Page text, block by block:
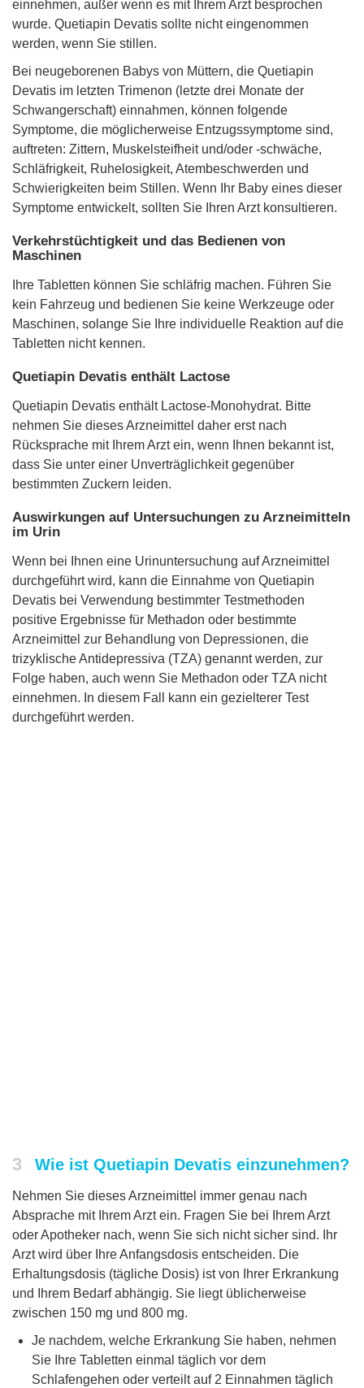
einnehmen, außer wenn es mit Ihrem Arzt besprochen
wurde. Quetiapin Devatis sollte nicht eingenommen
werden, wenn Sie stillen.
Bei neugeborenen Babys von Müttern, die Quetiapin
Devatis im letzten Trimenon (letzte drei Monate der
Schwangerschaft) einnahmen, können folgende
Symptome, die möglicherweise Entzugssymptome sind,
auftreten: Zittern, Muskelsteifheit und/oder -schwäche,
Schläfrigkeit, Ruhelosigkeit, Atembeschwerden und
Schwierigkeiten beim Stillen. Wenn Ihr Baby eines dieser
Symptome entwickelt, sollten Sie Ihren Arzt konsultieren.
Verkehrstüchtigkeit und das Bedienen von
Maschinen
Ihre Tabletten können Sie schläfrig machen. Führen Sie
kein Fahrzeug und bedienen Sie keine Werkzeuge oder
Maschinen, solange Sie Ihre individuelle Reaktion auf die
Tabletten nicht kennen.
Quetiapin Devatis enthält Lactose
Quetiapin Devatis enthält Lactose-Monohydrat. Bitte
nehmen Sie dieses Arzneimittel daher erst nach
Rücksprache mit Ihrem Arzt ein, wenn Ihnen bekannt ist,
dass Sie unter einer Unverträglichkeit gegenüber
bestimmten Zuckern leiden.
Auswirkungen auf Untersuchungen zu Arzneimitteln
im Urin
Wenn bei Ihnen eine Urinuntersuchung auf Arzneimittel
durchgeführt wird, kann die Einnahme von Quetiapin
Devatis bei Verwendung bestimmter Testmethoden
positive Ergebnisse für Methadon oder bestimmte
Arzneimittel zur Behandlung von Depressionen, die
trizyklische Antidepressiva (TZA) genannt werden, zur
Folge haben, auch wenn Sie Methadon oder TZA nicht
einnehmen. In diesem Fall kann ein gezielterer Test
durchgeführt werden.
3 Wie ist Quetiapin Devatis einzunehmen?
Nehmen Sie dieses Arzneimittel immer genau nach
Absprache mit Ihrem Arzt ein. Fragen Sie bei Ihrem Arzt
oder Apotheker nach, wenn Sie sich nicht sicher sind. Ihr
Arzt wird über Ihre Anfangsdosis entscheiden. Die
Erhaltungsdosis (tägliche Dosis) ist von Ihrer Erkrankung
und Ihrem Bedarf abhängig. Sie liegt üblicherweise
zwischen 150 mg und 800 mg.
Je nachdem, welche Erkrankung Sie haben, nehmen
Sie Ihre Tabletten einmal täglich vor dem
Schlafengehen oder verteilt auf 2 Einnahmen täglich